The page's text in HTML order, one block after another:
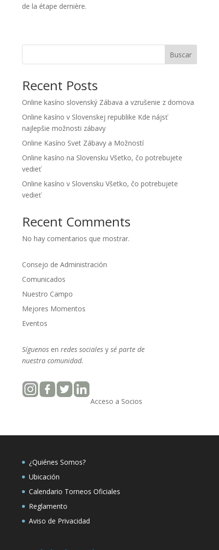
de la étape dernière.
Buscar
Recent Posts
Online kasíno slovenský Zábava a vzrušenie z domova
Online kasíno v Slovenskej republike Kde nájsť
najlepšie možnosti zábavy
Online Kasíno Svet Zábavy a Možností
Online kasíno na Slovensku Všetko, čo potrebujete
vedieť
Online kasíno v Slovensku Všetko, čo potrebujete
vedieť
Recent Comments
No hay comentarios que mostrar.
Consejo de Administración
Comunicados
Nuestro Campo
Mejores Momentos
Eventos
Síguenosen redes socialesy sé parte de
nuestracomunidad.
Acceso a Socios
¿Quiénes Somos?
Ubicación
Calendario Torneos Oficiales
Reglamento
Aviso de Privacidad